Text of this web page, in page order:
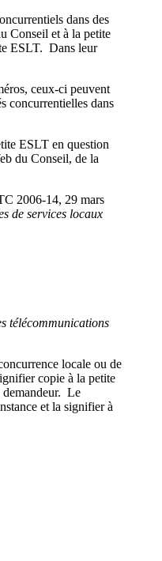
dans des
Conseil et à la petite
ESLT. Dans leur
ceux-ci peuvent
concurrentielles dans
ESLT en question
du Conseil, de la
2006-14, 29 mars
de services locaux
télécommunications
locale ou de
copie à la petite
demandeur. Le
et la signifier à